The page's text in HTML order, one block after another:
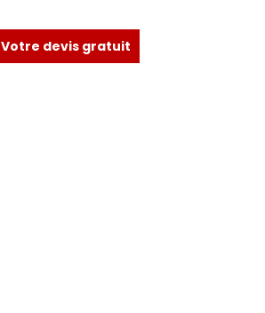
Votre devis gratuit